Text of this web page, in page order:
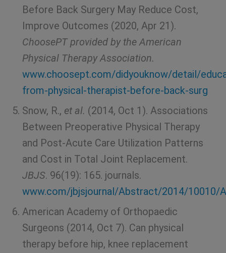
Before Back Surgery May Reduce Cost,
Improve Outcomes (2020, Apr 21).
ChoosePT provided by the American
Physical Therapy Association.
www.choosept.com/didyouknow/detail/
from-physical-therapist-before-back-surg
Snow, R., et al. (2014, Oct 1). Associations
Between Preoperative Physical Therapy
and Post-Acute Care Utilization Patterns
and Cost in Total Joint Replacement.
JBJS. 96(19): 165. journals.
www.com/jbjsjournal/Abstract/2014/10010/
American Academy of Orthopaedic
Surgeons (2014, Oct 7). Can physical
therapy before hip, knee replacement